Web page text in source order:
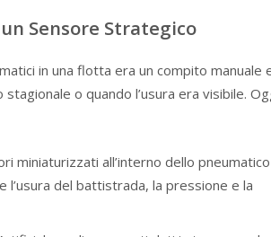
Sensore Strategico
in una flotta era un compito manuale
o quando l’usura era visibile.
miniaturizzati all’interno dello
l’usura del battistrada, la pressione e la